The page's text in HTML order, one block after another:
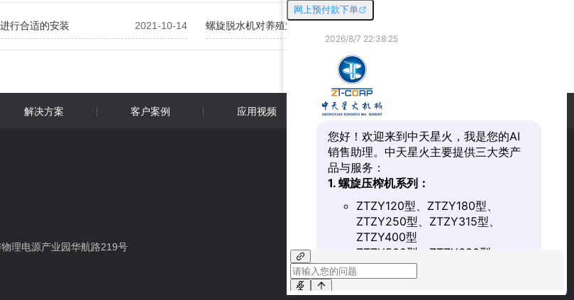
2021-10-14
行合适的安装 螺旋脱水机对养殖业的影响
解决方案 客户案例 应用视频 新闻动态
理电源产业园华航路219号
微信扫一扫关注我们